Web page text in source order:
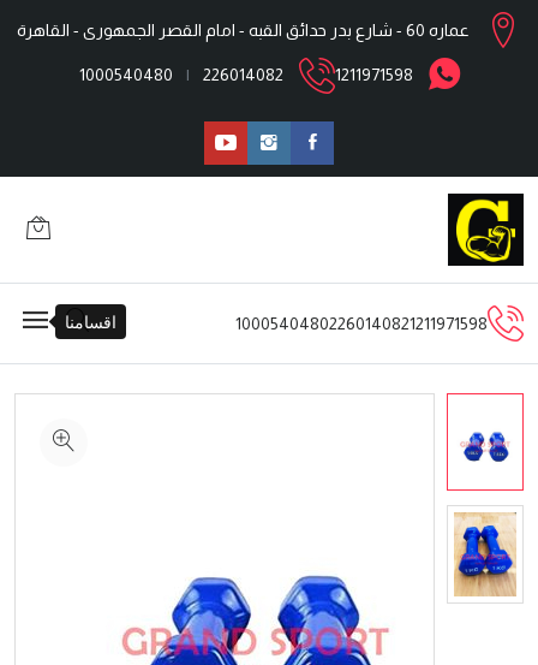
عماره 60 - شارع بدر حدائق القبه - امام القصر الجمهورى - القاهرة
1211971598
226014082
|
1000540480
1211971598
226014082
1000540480 اقسامنا